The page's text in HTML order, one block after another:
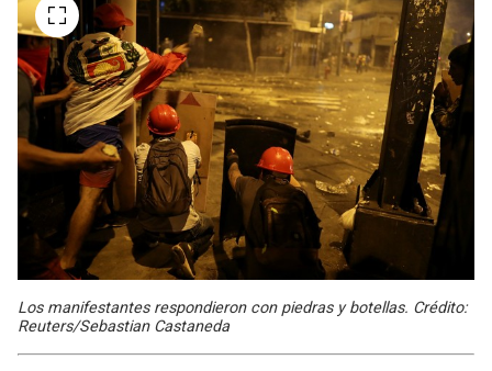
Los manifestantes respondieron con piedras y botellas. Crédito:
Reuters/Sebastian Castaneda